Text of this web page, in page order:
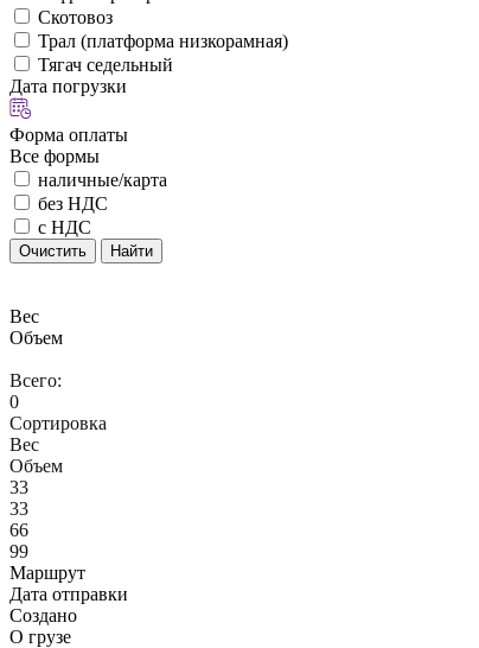
Скотовоз
Трал (платформа низкорамная)
Тягач седельный
Дата погрузки
Форма оплаты
Все формы
наличные/карта
без НДС
с НДС
Очистить Найти
Вес
Объем
Всего:
0
Сортировка
Вес
Объем
33
33
66
99
Маршрут
Дата отправки
Создано
О грузе